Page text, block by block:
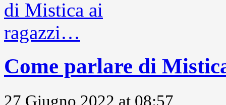
Come parlare di
27 Giugno 2022 at 08:57